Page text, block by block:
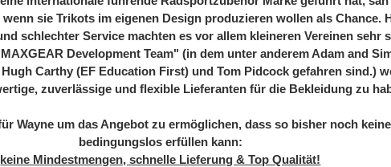
sie Trikots im eigenen Design produzieren wollen als Chance.
schlechter Service machten es vor allem kleineren Vereinen sehr
Development Team" (in dem unter anderem Adam and
Carthy (EF Education First) und Tom Pidcock gefahren sind.)
zuverlässige und flexible Lieferanten für die Bekleidung zu
Wayne um das Angebot zu ermöglichen, dass so bisher noch
bedingungslos erfüllen kann:
keine Mindestmengen, schnelle Lieferung & Top Qualität!